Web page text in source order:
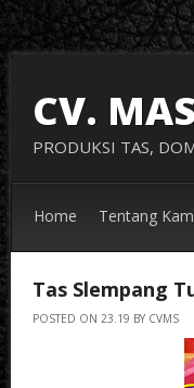
CV.
PRODUKSI TAS,
Home Tentang
Tas Slempang
POSTED ON 23.19 BY CVMS